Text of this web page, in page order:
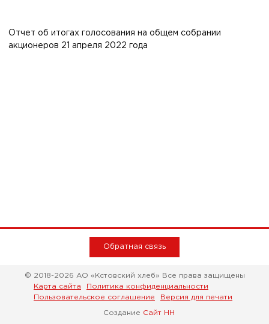
Отчет об итогах голосования на общем собрании
акционеров 21 апреля 2022 года
Обратная связь
© 2018-2026 АО «Кстовский хлеб» Все права защищены
Карта сайта
Политика конфиденциальности
Пользовательское соглашение
Версия для печати
Создание Сайт НН